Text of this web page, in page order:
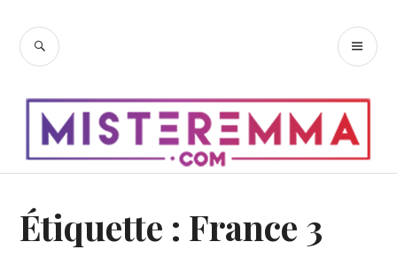
contenu
RECHERCHE
Étiquette : France 3